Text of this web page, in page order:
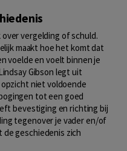
vergelding of schuld.
maakt hoe het komt dat
voelde en voelt binnen je
Gibson legt uit
niet voldoende
tot een goed
bevestiging en richting bij
tegenover je vader en/of
geschiedenis zich